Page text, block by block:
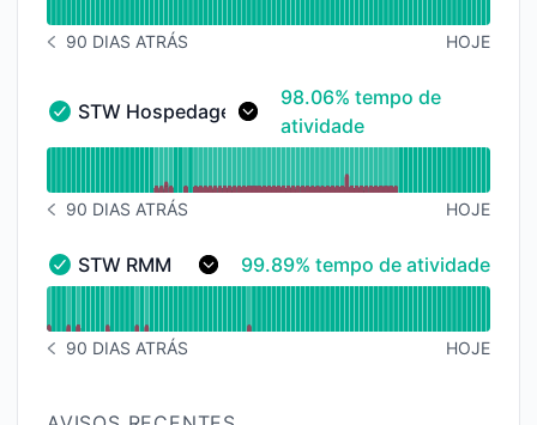
HISTÓRICO DE AVISOS 90 DIAS ATRÁS
90 DIAS ATRÁS HOJE
STW Hospedagem - Operacional
STW Hospedagem
98% - tempo de atividade
98.06% tempo de
atividade
HISTÓRICO DE AVISOS 90 DIAS ATRÁS
90 DIAS ATRÁS HOJE
STW RMM - Operacional
STW RMM 100% - tempo de atividade
99.89% tempo de atividade
HISTÓRICO DE AVISOS 90 DIAS ATRÁS
90 DIAS ATRÁS HOJE